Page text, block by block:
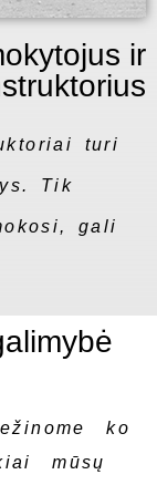
ir
turi
Tik
gali
ko
mūsų